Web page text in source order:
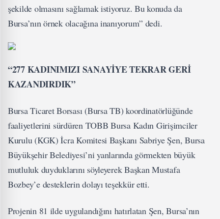
şekilde olmasını sağlamak istiyoruz. Bu konuda da
Bursa’nın örnek olacağına inanıyorum” dedi.
“277 KADINIMIZI SANAYİYE TEKRAR GERİ
KAZANDIRDIK”
Bursa Ticaret Borsası (Bursa TB) koordinatörlüğünde
faaliyetlerini sürdüren TOBB Bursa Kadın Girişimciler
Kurulu (KGK) İcra Komitesi Başkanı Sabriye Şen, Bursa
Büyükşehir Belediyesi’ni yanlarında görmekten büyük
mutluluk duyduklarını söyleyerek Başkan Mustafa
Bozbey’e desteklerin dolayı teşekkür etti.
Projenin 81 ilde uygulandığını hatırlatan Şen, Bursa’nın